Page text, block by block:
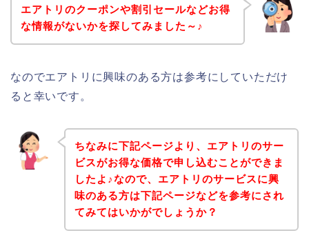
エアトリのクーポンや割引セールなどお得
な情報がないかを探してみました～♪
なのでエアトリに興味のある方は参考にしていただけ
ると幸いです。
ちなみに下記ページより、エアトリのサー
ビスがお得な価格で申し込むことができま
したよ♪なので、エアトリのサービスに興
味のある方は下記ページなどを参考にされ
てみてはいかがでしょうか？